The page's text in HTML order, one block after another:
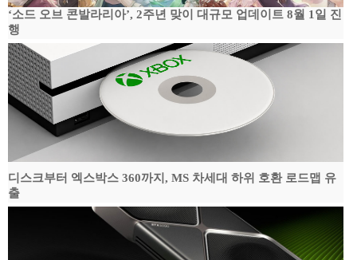
‘소드 오브 콘발라리아’, 2주년 맞이 대규모 업데이트 8월 1일 진
행
디스크부터 엑스박스 360까지, MS 차세대 하위 호환 로드맵 유
출